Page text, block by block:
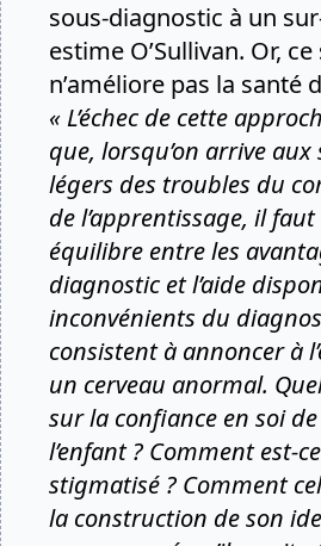
sous-diagnostic à un
estime O’Sullivan. Or,
n’améliore pas la santé
« L’échec de cette
que, lorsqu’on arrive aux
légers des troubles du
de l’apprentissage, il
équilibre entre les
diagnostic et l’aide
inconvénients du
consistent à annoncer à
un cerveau anormal.
sur la confiance en soi de
l’enfant ? Comment est-ce
stigmatisé ? Comment
la construction de son